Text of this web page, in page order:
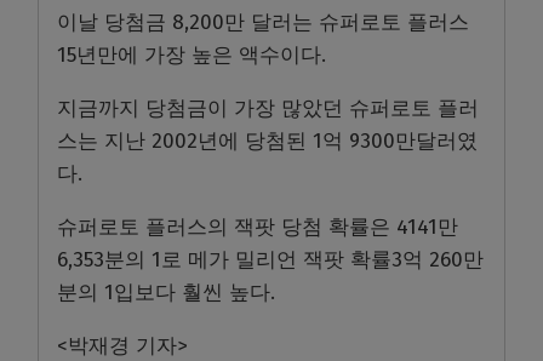
이날 당첨금 8,200만 달러는 슈퍼로토 플러스
15년만에 가장 높은 액수이다.
지금까지 당첨금이 가장 많았던 슈퍼로토 플러
스는 지난 2002년에 당첨된 1억 9300만달러였
다.
슈퍼로토 플러스의 잭팟 당첨 확률은 4141만
6,353분의 1로 메가 밀리언 잭팟 확률3억 260만
분의 1입보다 훨씬 높다.
<박재경 기자>